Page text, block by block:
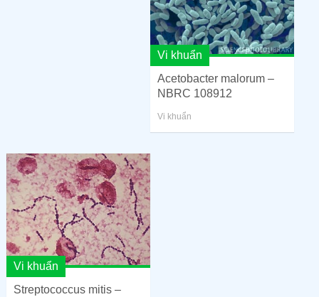
Vi khuẩn
Acetobacter malorum –
NBRC 108912
Vi khuẩn
Vi khuẩn
Streptococcus mitis –